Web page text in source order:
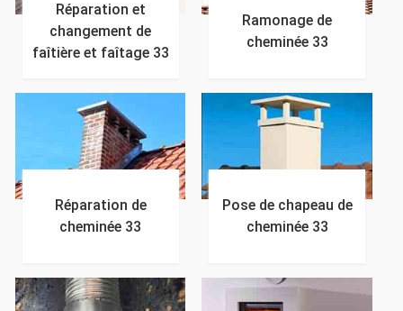
Réparation et
changement de
faîtière et faîtage 33
Ramonage de
cheminée 33
Réparation de
cheminée 33
Pose de chapeau de
cheminée 33